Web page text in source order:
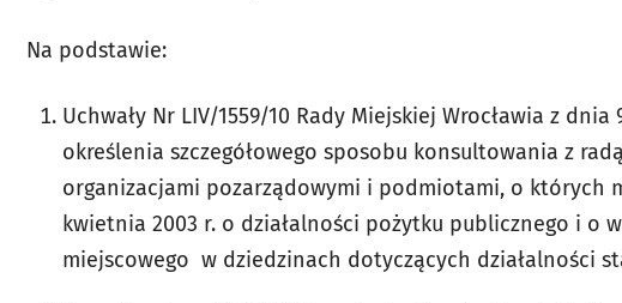
Na podstawie:
Uchwały Nr LIV/1559/10 Rady Miejskiej Wrocławia z
określenia szczegółowego sposobu konsultowania z
organizacjami pozarządowymi i podmiotami, o których
kwietnia 2003 r. o działalności pożytku publicznego i
miejscowego w dziedzinach dotyczących działalności